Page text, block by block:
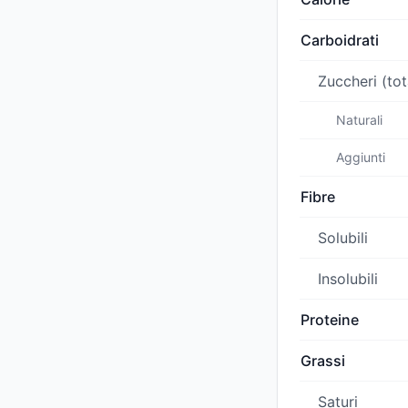
Carboidrati
Zuccheri
Naturali
Aggiunti
Fibre
Solubili
Insolubili
Proteine
Grassi
Saturi